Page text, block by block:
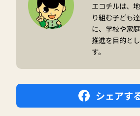
エコチルは、
り組む子ども
に、学校や家
推進を目的と
す。
シェアす